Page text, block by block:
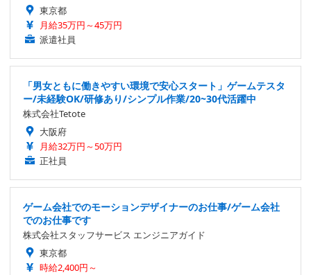
東京都
月給35万円～45万円
派遣社員
「男女ともに働きやすい環境で安心スタート」ゲームテスタ
ー/未経験OK/研修あり/シンプル作業/20~30代活躍中
株式会社Tetote
大阪府
月給32万円～50万円
正社員
ゲーム会社でのモーションデザイナーのお仕事/ゲーム会社
でのお仕事です
株式会社スタッフサービス エンジニアガイド
東京都
時給2,400円～